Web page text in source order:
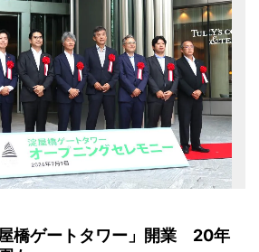
橋ゲートタワー」開業 20年